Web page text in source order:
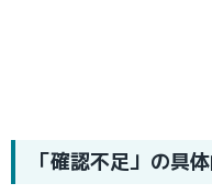
「確認不足」の具